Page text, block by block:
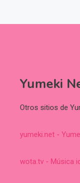
Yumeki
Otros sitios de
yumeki.net -
wota.tv - Música